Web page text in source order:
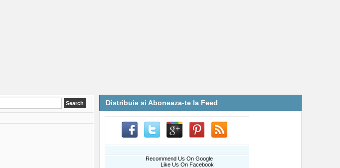
Distribuie si Aboneaza-te la Feed
Recommend Us On Google
Like Us On Facebook